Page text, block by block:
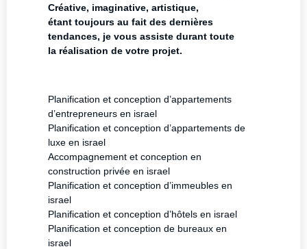
Créative, imaginative, artistique,
étant toujours au fait des dernières
tendances, je vous assiste durant toute
la réalisation de votre projet.
Planification et conception d’appartements
d’entrepreneurs en israel
Planification et conception d’appartements de
luxe en israel
Accompagnement et conception en
construction privée en israel
Planification et conception d’immeubles en
israel
Planification et conception d’hôtels en israel
Planification et conception de bureaux en
israel